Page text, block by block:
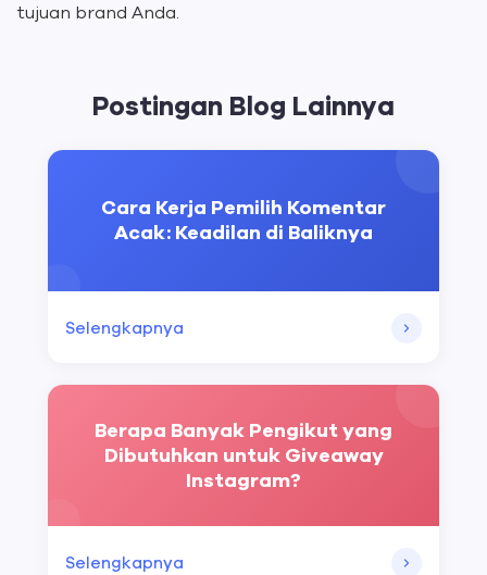
tujuan brand Anda.
Postingan Blog Lainnya
Cara Kerja Pemilih Komentar
Acak: Keadilan di Baliknya
Selengkapnya
Berapa Banyak Pengikut yang
Dibutuhkan untuk Giveaway
Instagram?
Selengkapnya